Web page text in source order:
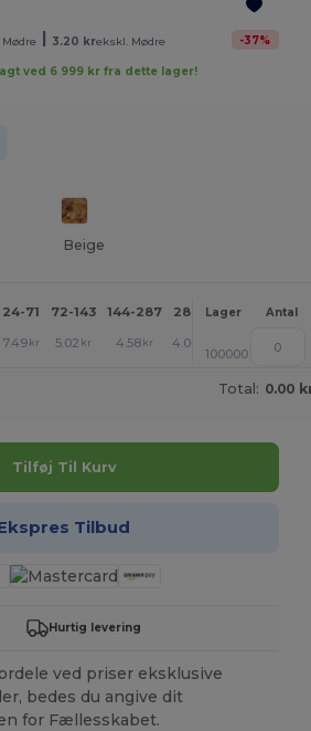
3.20 krekskl. Mødre -37%
ved 6 999 kr fra dette lager!
Beige
24-71 72-143 144-287 288 + Mere
Lager Antal
7.49 kr 5.02 kr 4.58 kr 4.00 +
100000
Total: 0.00
Tilføj Til Kurv
Tilbud
Hurtig levering
ved priser eksklusive
bedes du angive dit
for Fællesskabet.